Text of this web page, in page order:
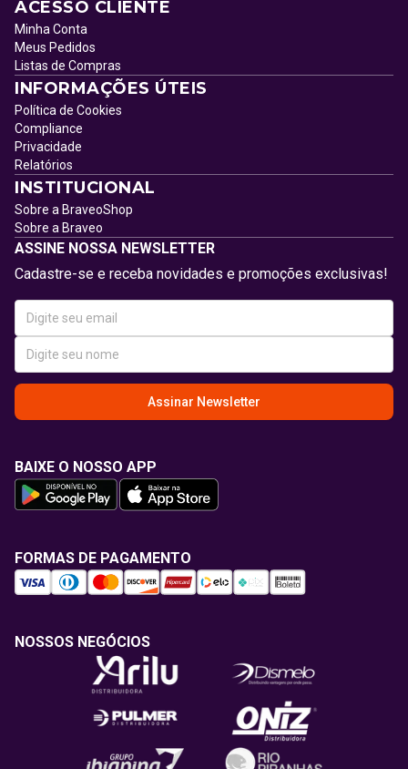
ACESSO CLIENTE
Minha Conta
Meus Pedidos
Listas de Compras
INFORMAÇÕES ÚTEIS
Política de Cookies
Compliance
Privacidade
Relatórios
INSTITUCIONAL
Sobre a BraveoShop
Sobre a Braveo
ASSINE NOSSA NEWSLETTER
Cadastre-se e receba novidades e promoções exclusivas!
Assinar Newsletter
BAIXE O NOSSO APP
FORMAS DE PAGAMENTO
NOSSOS NEGÓCIOS